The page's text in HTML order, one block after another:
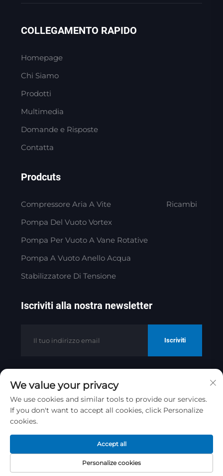
COLLEGAMENTO RAPIDO
Homepage
Chi Siamo
Prodotti
Multimedia
Domande e Risposte
Contatta
Prodcuts
Compressore Aria A Vite
Pompa Del Vuoto Vortex
Pompa Per Vuoto A Vane Rotative
Pompa A Vuoto Anello Acqua
Stabilizzatore Di Tensione
Ricambi
Iscriviti alla nostra newsletter
Iscriviti
Diritti d'autore © 2025 di Jinan Golden
Bridge Precision Machinery Co.ltd
Informativa sulla privacy
Scorri verso l'alto
We value your privacy
We use cookies and similar tools to provide our services.
If you don't want to accept all cookies, click Personalize
cookies.
Personalize cookies
Accept all